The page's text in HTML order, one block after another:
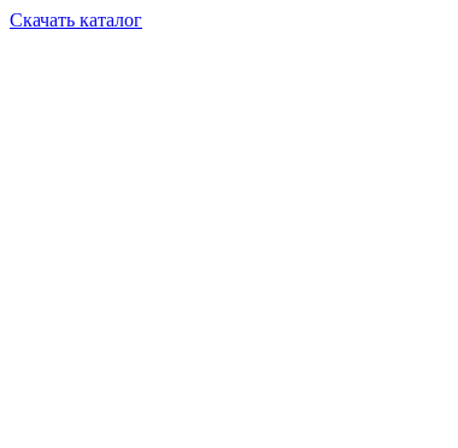
Скачать каталог